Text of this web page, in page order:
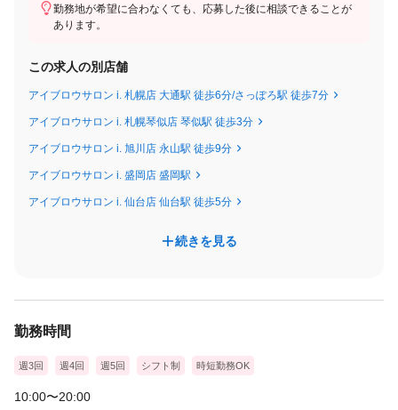
◆ 売上インセンティブ
◆ 指名料は【100％全額還元】
◆ 昇給：年1回以上
━━━━━━━━━━━━━━━
📈 モデル月収 ※現状実績より一般的なケース
入社1年目／未経験スタート
【 月収 320,000円 】＋ 交通費
・指名売上：20,000円
━━━━━━━━━━━
🎁 その他手当・待遇
勤務地が希望に合わなくても、応募した後に相談できることが
あります。
この求人の別店舗
アイブロウサロン i. 札幌店 大通駅 徒歩6分/さっぽろ駅 徒歩7分
アイブロウサロン i. 札幌琴似店 琴似駅 徒歩3分
アイブロウサロン i. 旭川店 永山駅 徒歩9分
アイブロウサロン i. 盛岡店 盛岡駅
アイブロウサロン i. 仙台店 仙台駅 徒歩5分
続きを見る
勤務時間
週3回 週4回 週5回 シフト制 時短勤務OK
10:00〜20:00